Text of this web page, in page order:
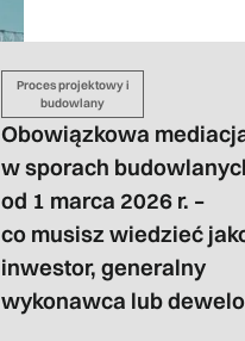
Proces projektowy i
budowlany
Obowiązkowa
w sporach
od 1 marca 2026 r. –
co musisz wiedzieć
inwestor, generalny
wykonawca lub